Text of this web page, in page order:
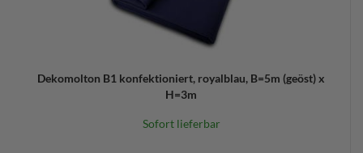
Dekomolton B1 konfektioniert, royalblau, B=5m (geöst) x
H=3m
Sofort lieferbar